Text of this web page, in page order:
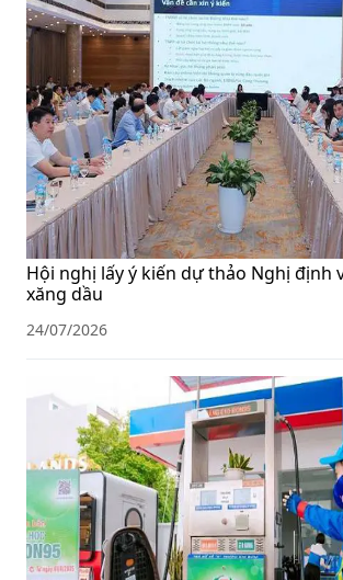
Hội nghị lấy ý kiến dự thảo Nghị định
xăng dầu
24/07/2026